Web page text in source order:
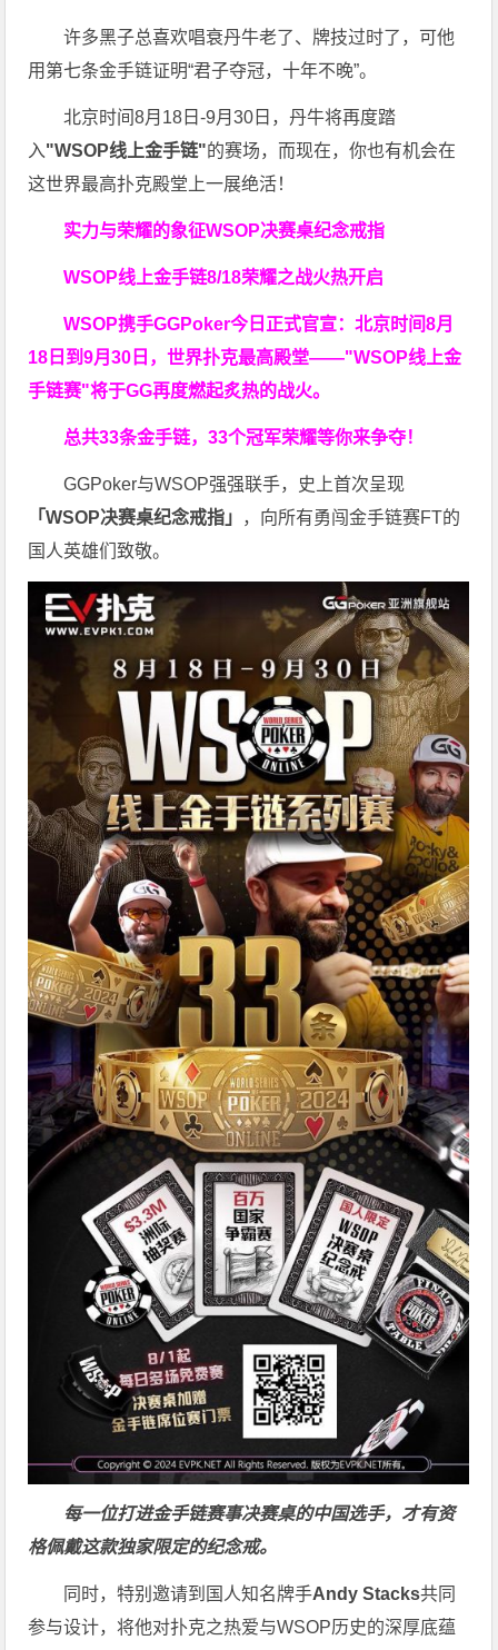
许多黑子总喜欢唱衰丹牛老了、牌技过时了，可他
用第七条金手链证明“君子夺冠，十年不晚”。
北京时间8月18日-9月30日，丹牛将再度踏
入"WSOP线上金手链"的赛场，而现在，你也有机会在
这世界最高扑克殿堂上一展绝活！
实力与荣耀的象征WSOP决赛桌纪念戒指
WSOP线上金手链8/18荣耀之战火热开启
WSOP携手GGPoker今日正式官宣：北京时间8月
18日到9月30日，世界扑克最高殿堂——"WSOP线上金
手链赛"将于GG再度燃起炙热的战火。
总共33条金手链，33个冠军荣耀等你来争夺！
GGPoker与WSOP强强联手，史上首次呈现
「WSOP决赛桌纪念戒指」 ，向所有勇闯金手链赛FT的
国人英雄们致敬。
每一位打进金手链赛事决赛桌的中国选手，才有资
格佩戴这款独家限定的纪念戒。
同时，特别邀请到国人知名牌手Andy Stacks共同
参与设计，将他对扑克之热爱与WSOP历史的深厚底蕴